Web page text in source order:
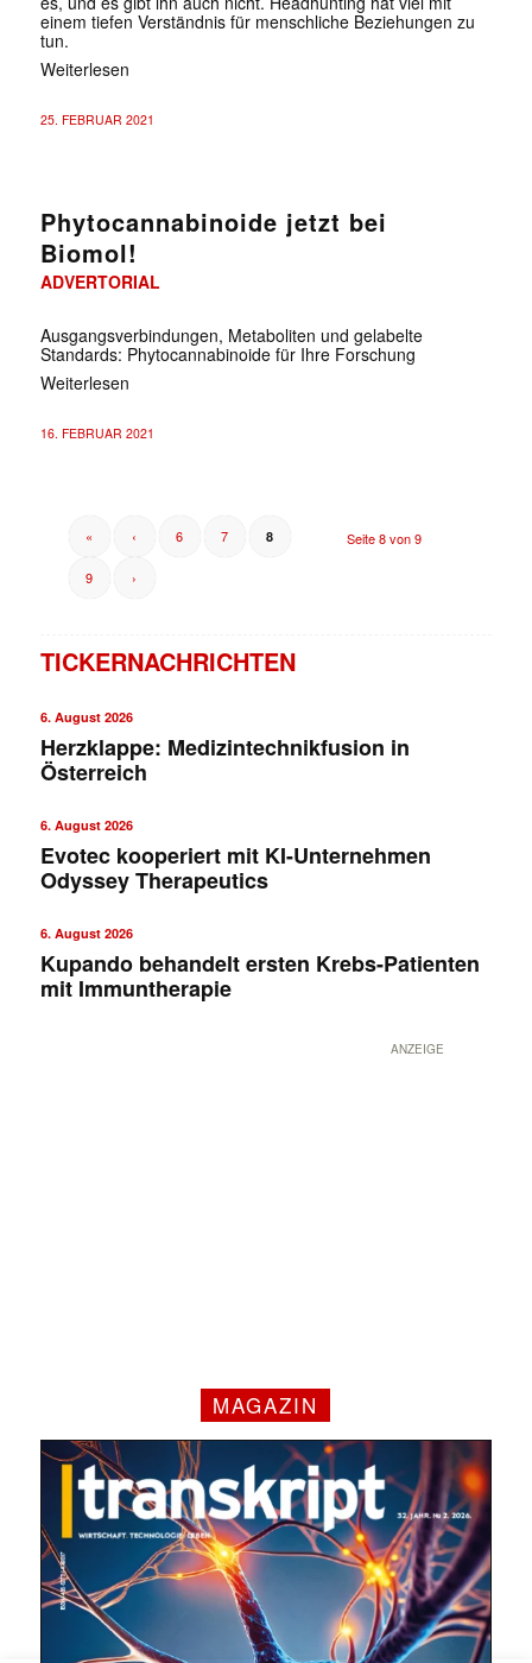
einem tiefen Verständnis für menschliche Beziehungen zu
tun.
Weiterlesen
25. FEBRUAR 2021
Phytocannabinoide jetzt bei
Biomol!
ADVERTORIAL
Ausgangsverbindungen, Metaboliten und gelabelte
Standards: Phytocannabinoide für Ihre Forschung
Weiterlesen
16. FEBRUAR 2021
Seite 8 von 9
« ‹ 6 7 8
9 ›
TICKERNACHRICHTEN
6. August 2026
Herzklappe: Medizintechnikfusion in
Österreich
6. August 2026
Evotec kooperiert mit KI-Unternehmen
Odyssey Therapeutics
6. August 2026
Kupando behandelt ersten Krebs-Patienten
mit Immuntherapie
ANZEIGE
MAGAZIN